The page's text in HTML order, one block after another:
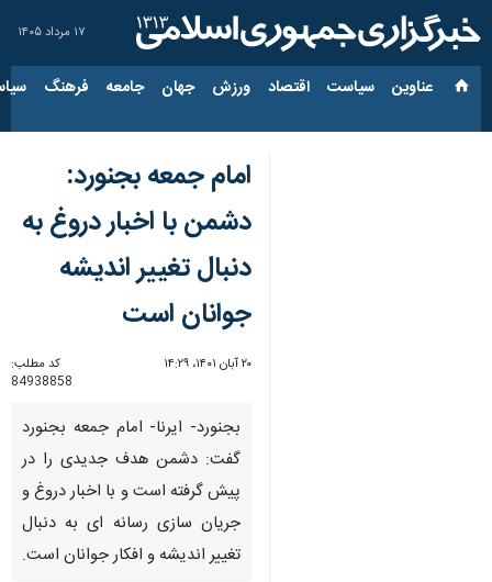
۱۷ مرداد ۱۴۰۵
عناوین‌ سیاست اقتصاد ورزش جهان جامعه فرهنگ
امام جمعه بجنورد:
دشمن با اخبار دروغ به
دنبال تغییر اندیشه
جوانان است
۲۰ آبان ۱۴۰۱، ۱۴:۲۹
کد مطلب:
84938858
بجنورد- ایرنا- امام جمعه بجنورد
گفت: دشمن هدف جدیدی را در
پیش گرفته است و با اخبار دروغ و
جریان سازی رسانه ای به دنبال
تغییر اندیشه و افکار جوانان است.